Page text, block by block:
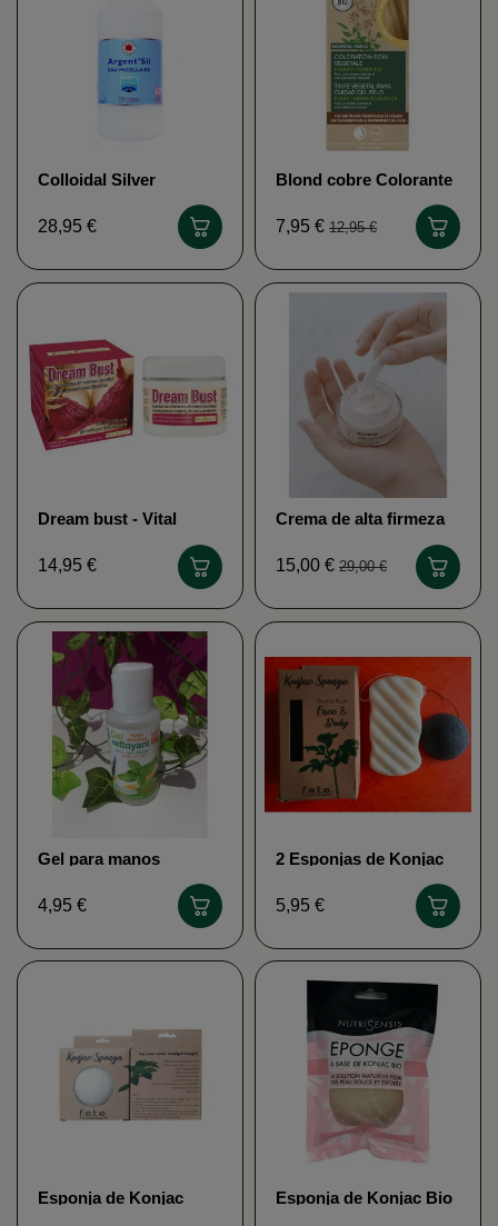
Colloidal Silver
Energy Vector
28,95 €
Blond cobre Colorante
Logona
7,95 €12,95 €
Dream bust - Vital
14,95 €
Crema de alta firmeza
cuello - Phytema
15,00 €29,00 €
Gel para manos
Solución anti-virus
Aceite esencial
4,95 €
2 Esponjas de Konjac
100% fibras naturales
5,95 €
Esponja de Konjac
Esponja de Konjac Bio